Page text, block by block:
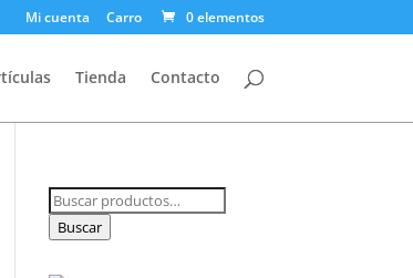
Mi cuenta Carro 0 elementos
Tienda Contacto
Buscar
por:
Buscar